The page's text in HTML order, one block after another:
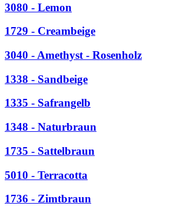
3080 - Lemon
1729 - Creambeige
3040 - Amethyst - Rosenholz
1338 - Sandbeige
1335 - Safrangelb
1348 - Naturbraun
1735 - Sattelbraun
5010 - Terracotta
1736 - Zimtbraun